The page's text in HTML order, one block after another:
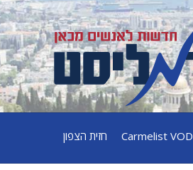
Carmelist VOD חזית הצפון